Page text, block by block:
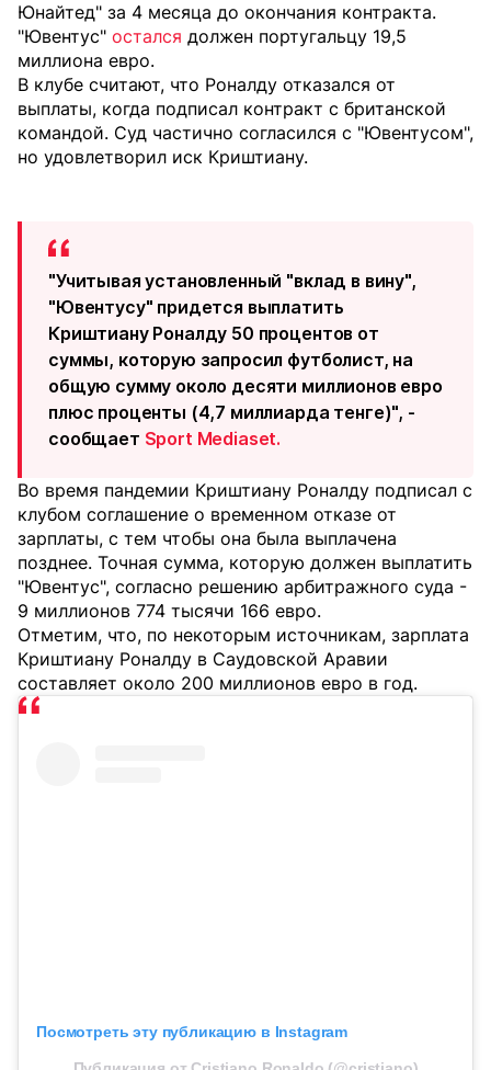
Юнайтед" за 4 месяца до окончания контракта.
"Ювентус" остался должен португальцу 19,5
миллиона евро.
В клубе считают, что Роналду отказался от
выплаты, когда подписал контракт с британской
командой. Суд частично согласился с "Ювентусом",
но удовлетворил иск Криштиану.
"Учитывая установленный "вклад в вину",
"Ювентусу" придется выплатить
Криштиану Роналду 50 процентов от
суммы, которую запросил футболист, на
общую сумму около десяти миллионов евро
плюс проценты (4,7 миллиарда тенге)", -
сообщает Sport Mediaset.
Во время пандемии Криштиану Роналду подписал с
клубом соглашение о временном отказе от
зарплаты, с тем чтобы она была выплачена
позднее. Точная сумма, которую должен выплатить
"Ювентус", согласно решению арбитражного суда -
9 миллионов 774 тысячи 166 евро.
Отметим, что, по некоторым источникам, зарплата
Криштиану Роналду в Саудовской Аравии
составляет около 200 миллионов евро в год.
Посмотреть эту публикацию в Instagram